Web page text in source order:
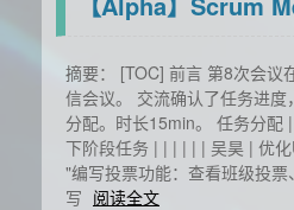
摘要： [TOC] 前言 第8次会议
信会议。 交流确认了任务进
分配。时长15min。 任务分配
下阶段任务 | | | | | | 吴昊 | 优化
"编写投票功能：查看班级投
写 阅读全文